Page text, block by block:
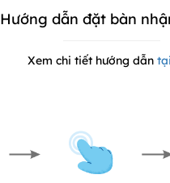
Hướng dẫn đặt bàn
Xem chi tiết hướng dẫn